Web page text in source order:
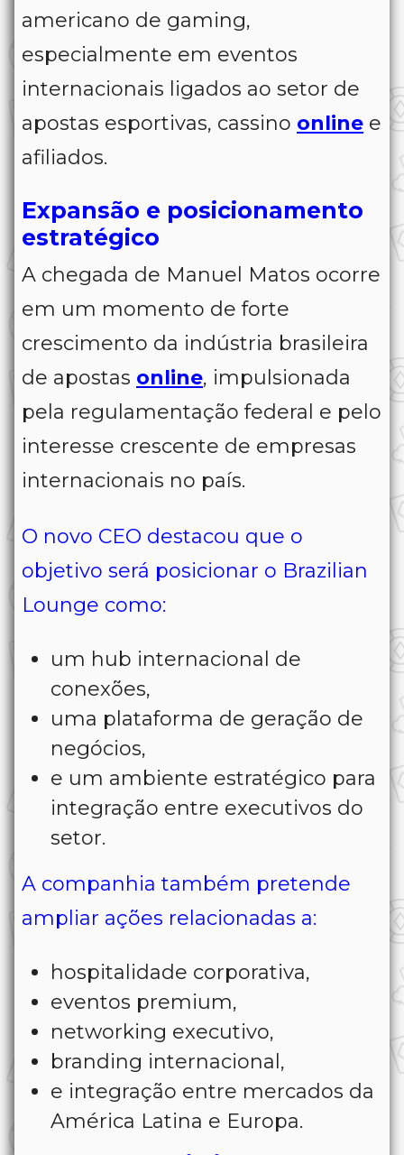
americano de gaming,
especialmente em eventos
internacionais ligados ao setor de
apostas esportivas, cassino online e
afiliados.
Expansão e posicionamento
estratégico
A chegada de Manuel Matos ocorre
em um momento de forte
crescimento da indústria brasileira
de apostas online, impulsionada
pela regulamentação federal e pelo
interesse crescente de empresas
internacionais no país.
O novo CEO destacou que o
objetivo será posicionar o Brazilian
Lounge como:
um hub internacional de
conexões,
uma plataforma de geração de
negócios,
e um ambiente estratégico para
integração entre executivos do
setor.
A companhia também pretende
ampliar ações relacionadas a:
hospitalidade corporativa,
eventos premium,
networking executivo,
branding internacional,
e integração entre mercados da
América Latina e Europa.